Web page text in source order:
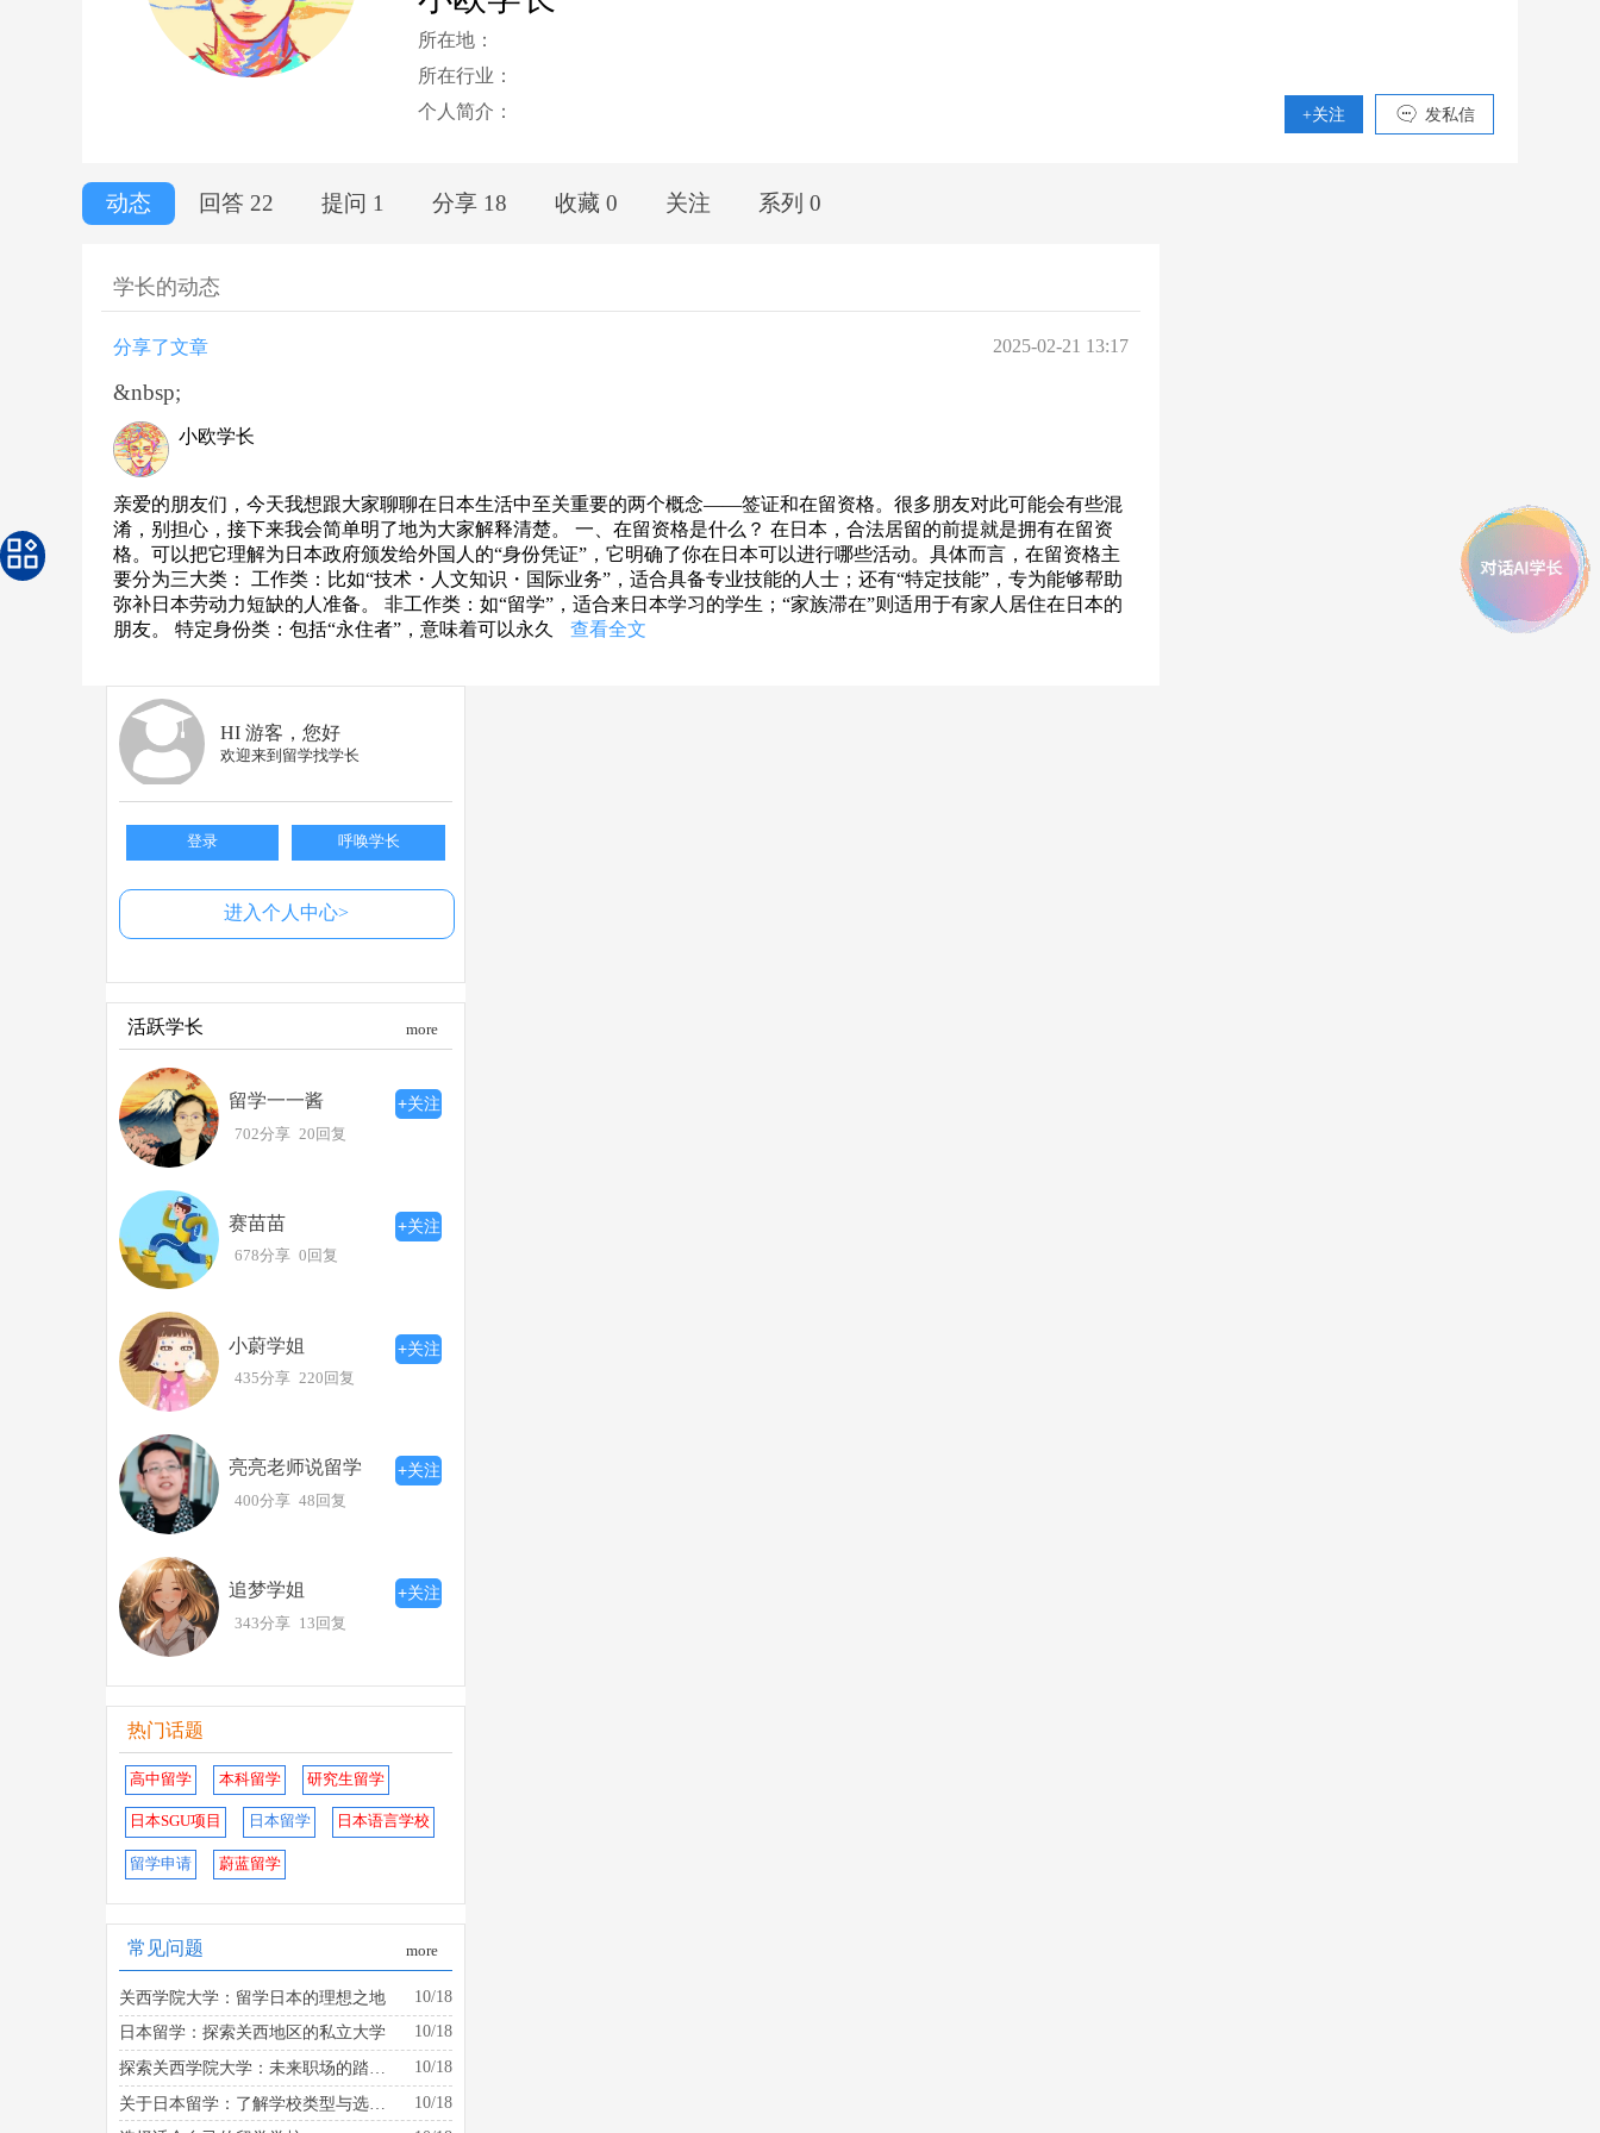
所在地：
所在行业：
个人简介：
+关注 发私信
动态 回答 22 提问 1 分享 18 收藏 0 关注 系列 0
学长的动态
分享了文章 2025-02-21 13:17
&nbsp;
小欧学长
亲爱的朋友们，今天我想跟大家聊聊在日本生活中至关重要的两个概念——签证和在留资格。很多朋友对此可能会有些混
淆，别担心，接下来我会简单明了地为大家解释清楚。 一、在留资格是什么？ 在日本，合法居留的前提就是拥有在留资
格。可以把它理解为日本政府颁发给外国人的“身份凭证”，它明确了你在日本可以进行哪些活动。具体而言，在留资格主
要分为三大类： 工作类：比如“技术・人文知识・国际业务”，适合具备专业技能的人士；还有“特定技能”，专为能够帮助
弥补日本劳动力短缺的人准备。 非工作类：如“留学”，适合来日本学习的学生；“家族滞在”则适用于有家人居住在日本的
朋友。 特定身份类：包括“永住者”，意味着可以永久
查看全文
HI 游客，您好
欢迎来到留学找学长
登录 呼唤学长
进入个人中心>
活跃学长 more
留学一一酱 +关注
702分享 20回复
赛苗苗 +关注
678分享 0回复
小蔚学姐 +关注
435分享 220回复
亮亮老师说留学 +关注
400分享 48回复
追梦学姐 +关注
343分享 13回复
热门话题
高中留学 本科留学 研究生留学
日本SGU项目 日本留学 日本语言学校
留学申请 蔚蓝留学
常见问题 more
关西学院大学：留学日本的理想之地
10/18
日本留学：探索关西地区的私立大学
10/18
10/18
10/18